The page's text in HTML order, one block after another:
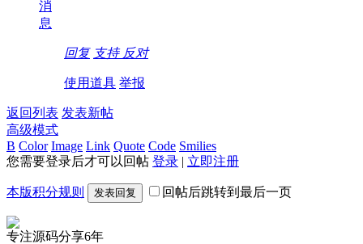
消
息
回复 支持 反对
使用道具 举报
返回列表 发表新帖
高级模式
B Color Image Link Quote Code Smilies
您需要登录后才可以回帖 登录 | 立即注册
本版积分规则 发表回复 回帖后跳转到最后一页
专注源码分享6年